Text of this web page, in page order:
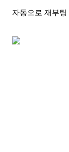
자동으로 재부팅